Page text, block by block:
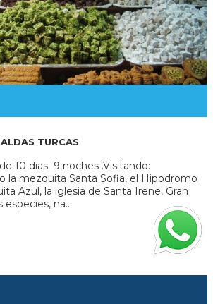
TURCAS
10 dias 9 noches .Visitando:
la mezquita Santa Sofia, el Hipodromo
Azul, la iglesia de Santa Irene, Gran
especies, na...